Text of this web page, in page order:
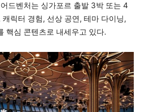
드벤처는 싱가포르 출발 3박 또는 4
릭터 경험, 선상 공연, 테마 다이닝,
핵심 콘텐츠로 내세우고 있다.